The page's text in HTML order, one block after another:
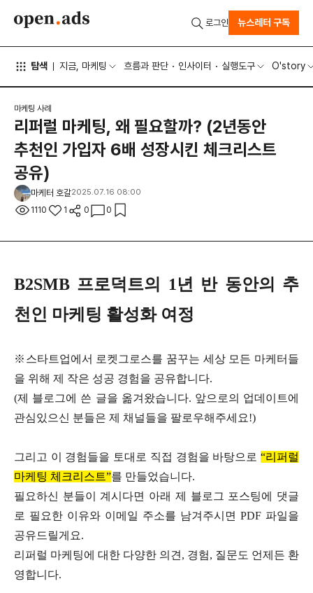
탐색 지금, 마케팅 흐름과 판단 인사이터 실행도구 O'story
로그인 뉴스레터 구독
마케팅 사례
리퍼럴 마케팅, 왜 필요할까? (2년동안
추천인 가입자 6배 성장시킨 체크리스트
공유)
마케터 호갈2025.07.16 08:00
1110 1 0 0
B2SMB 프로덕트의 1년 반 동안의 추
천인 마케팅 활성화 여정
※스타트업에서 로켓그로스를 꿈꾸는 세상 모든 마케터들
을 위해 제 작은 성공 경험을 공유합니다.
(제 블로그에 쓴 글을 옮겨왔습니다. 앞으로의 업데이트에
관심있으신 분들은 제 채널들을 팔로우해주세요!)
그리고 이 경험들을 토대로 직접 경험을 바탕으로 “리퍼럴
마케팅 체크리스트”를 만들었습니다.
필요하신 분들이 계시다면 아래 제 블로그 포스팅에 댓글
로 필요한 이유와 이메일 주소를 남겨주시면 PDF 파일을
공유드릴게요.
리퍼럴 마케팅에 대한 다양한 의견, 경험, 질문도 언제든 환
영합니다.